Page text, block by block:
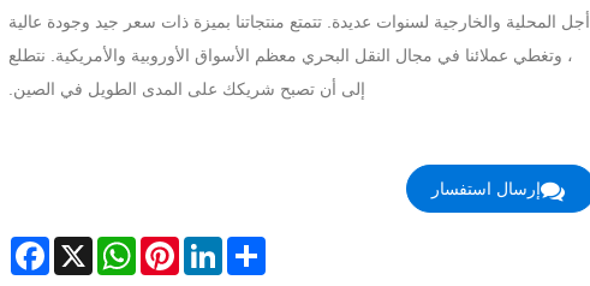
أجل المحلية والخارجية لسنوات عديدة. تتمتع منتجاتنا بميزة ذات سعر جيد وجودة عالية
، وتغطي عملائنا في مجال النقل البحري معظم الأسواق الأوروبية والأمريكية. نتطلع
إلى أن تصبح شريكك على المدى الطويل في الصين.
إرسال استفسار
X
WhatsAppPinterestLinkedInShare